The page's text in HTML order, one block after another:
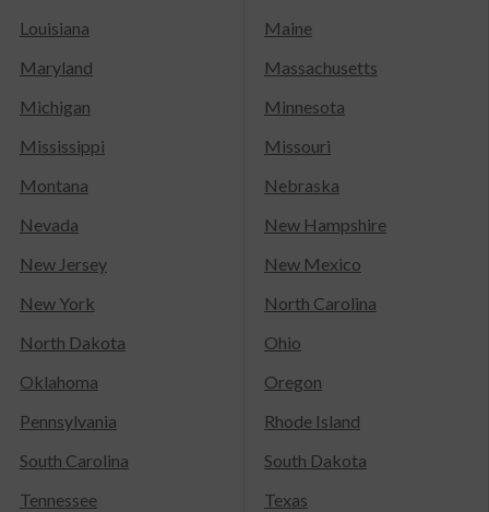
Louisiana
Maine
Maryland
Massachusetts
Michigan
Minnesota
Mississippi
Missouri
Montana
Nebraska
Nevada
New Hampshire
New Jersey
New Mexico
New York
North Carolina
North Dakota
Ohio
Oklahoma
Oregon
Pennsylvania
Rhode Island
South Carolina
South Dakota
Tennessee
Texas